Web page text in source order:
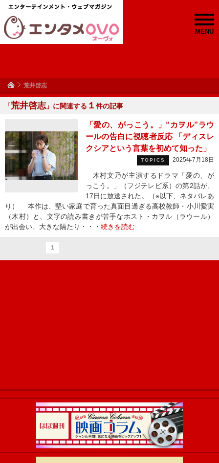
MENU
荒井啓志
「荒井啓志 」に関連する １ 件の記事
「愛の、がっこう。」“カヲル”ラウ
ールの告白に視聴者反応 「ディスレ
クシアという言葉を初めて知った」
TOPICS 2025年7月18日
木村文乃が主演するドラマ「愛の、が
っこう。」（フジテレビ系）の第2話が、
17日に放送された。（※以下、ネタバレあ
り） 本作は、堅い家庭で育った真面目過ぎる高校教師・小川愛実
（木村）と、文字の読み書きが苦手なホスト・カヲル（ラウール）
が出会い、大きな隔たり・・・ 続きを読む
1